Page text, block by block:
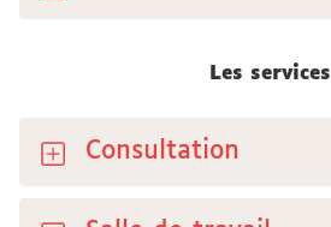
Les services
Consultation